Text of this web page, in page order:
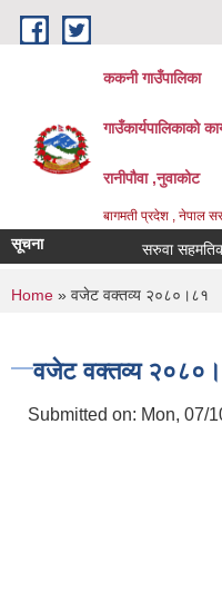
Skip to main content
ककनी गाउँपालिका
गाउँकार्यपालिकाको
रानीपौवा ,नुवाकोट
बागमती प्रदेश , नेपाल
सूचना सरुवा सहमतिको
You are here
Home » वजेट वक्तव्य २०८०।८१
वजेट वक्तव्य
Submitted on: Mon, 07/